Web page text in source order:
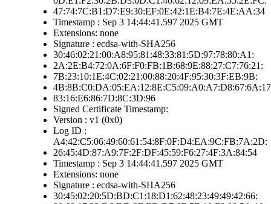
47:74:7C:B1:D7:E9:30:EF:0E:42:1E:B4:7E:4E:AA:34
Timestamp : Sep 3 14:44:41.597 2025 GMT
Extensions: none
Signature : ecdsa-with-SHA256
30:46:02:21:00:A8:95:81:48:33:81:5D:97:78:80:A1:
2A:2E:B4:72:0A:6F:F0:FB:1B:68:9E:88:27:C7:76:21:
7B:23:10:1E:4C:02:21:00:88:20:4F:95:30:3F:EB:9B:
83:16:E6:86:7D:8C:3D:96
Signed Certificate Timestamp:
Version : v1 (0x0)
Log ID :
A4:42:C5:06:49:60:61:54:8F:0F:D4:EA:9C:FB:7A:2D:
26:45:4D:87:A9:7F:2F:DF:45:59:F6:27:4F:3A:84:54
Timestamp : Sep 3 14:44:41.597 2025 GMT
Extensions: none
Signature : ecdsa-with-SHA256
30:45:02:20:5D:BD:C1:18:D1:62:48:23:49:49:42:66: